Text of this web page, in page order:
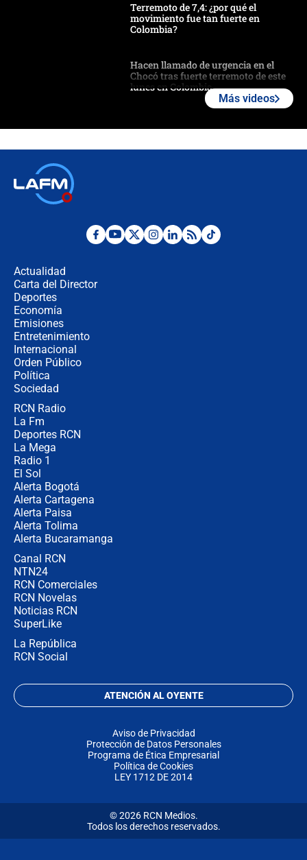
Terremoto de 7,4: ¿por qué el
movimiento fue tan fuerte en
Colombia?
Hacen llamado de urgencia en el
Chocó tras fuerte terremoto de este
lunes en Colombia
Fuerte temblor en Colombia hoy:
Más videos
Actualidad
Carta del Director
Deportes
Economía
Emisiones
Entretenimiento
Internacional
Orden Público
Política
Sociedad
RCN Radio
La Fm
Deportes RCN
La Mega
Radio 1
El Sol
Alerta Bogotá
Alerta Cartagena
Alerta Paisa
Alerta Tolima
Alerta Bucaramanga
Canal RCN
NTN24
RCN Comerciales
RCN Novelas
Noticias RCN
SuperLike
La República
RCN Social
ATENCIÓN AL OYENTE
Aviso de Privacidad
Protección de Datos Personales
Programa de Ética Empresarial
Política de Cookies
LEY 1712 DE 2014
© 2026 RCN Medios.
Todos los derechos reservados.